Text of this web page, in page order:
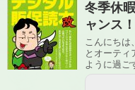
冬季休
ャンス！
こんにちは
とオーティ
ように過ご